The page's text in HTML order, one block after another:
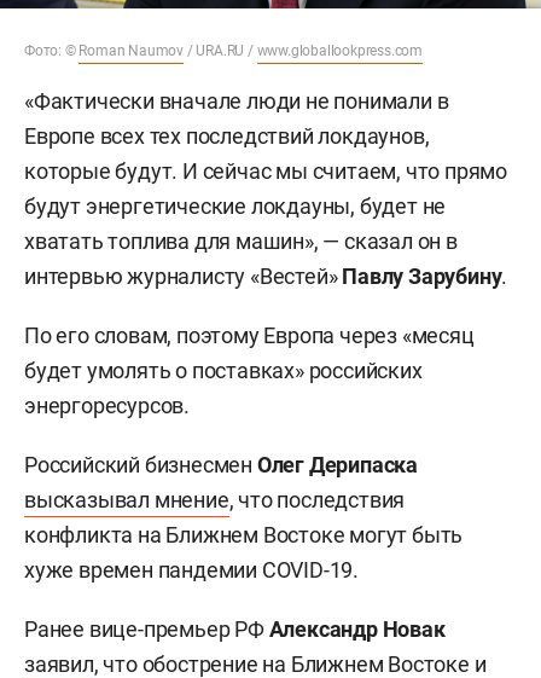
Фото: © Roman Naumov / URA.RU / www.globallookpress.com
«Фактически вначале люди не понимали в
Европе всех тех последствий локдаунов,
которые будут. И сейчас мы считаем, что прямо
будут энергетические локдауны, будет не
хватать топлива для машин», — сказал он в
интервью журналисту «Вестей»Павлу Зарубину.
По его словам, поэтому Европа через «месяц
будет умолять о поставках» российских
энергоресурсов.
Российский бизнесмен Олег Дерипаска
высказывал мнение, что последствия
конфликта на Ближнем Востоке могут быть
хуже времен пандемии COVID-19.
Ранее вице-премьер РФАлександр Новак
заявил, что обострение на Ближнем Востоке и